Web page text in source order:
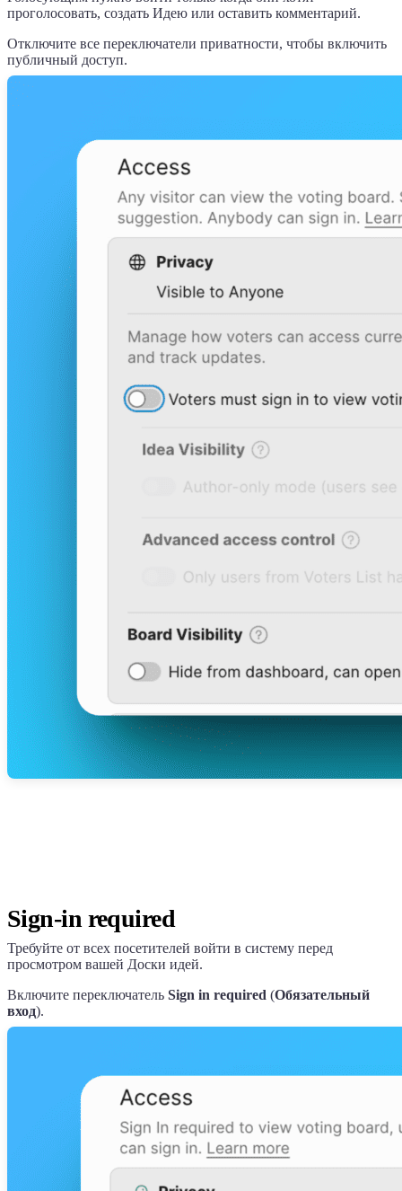
проголосовать, создать Идею или оставить комментарий.
Отключите все переключатели приватности, чтобы включить
публичный доступ.
Sign-in required
Требуйте от всех посетителей войти в систему перед
просмотром вашей Доски идей.
Включите переключатель Sign in required (Обязательный
вход).